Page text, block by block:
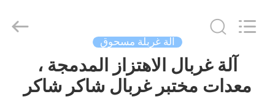
منزل،
بيت
Technology
آلة غربلة مسحوق
آلة غربال الاهتزاز المدمجة ،
معدات مختبر غربال شاكر شاكر